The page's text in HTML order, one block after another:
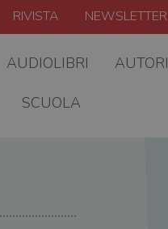
RIVISTA NEWSLETTER
AUDIOLIBRI AUTORI
SCUOLA